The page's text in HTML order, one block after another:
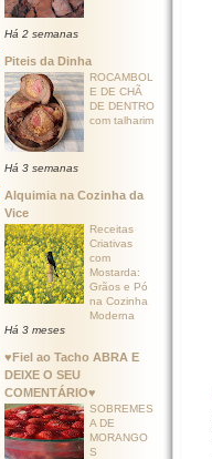
Há 2 semanas
Piteis da Dinha
ROCAMBOL
E DE CHÃ
DE DENTRO
com talharim
Há 3 semanas
Alquimia na Cozinha da
Vice
Receitas
Criativas
com
Mostarda:
Grãos e Pó
na Cozinha
Moderna
Há 3 meses
♥Fiel ao Tacho ABRA E
DEIXE O SEU
COMENTÁRIO♥
SOBREMES
A DE
MORANGO
S